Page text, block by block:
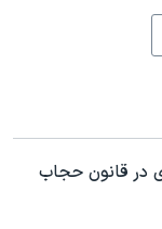
در قانون حجاب